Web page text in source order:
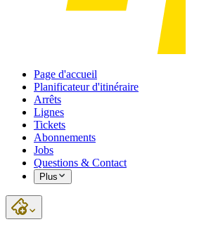
Page d'accueil
Planificateur d'itinéraire
Arrêts
Lignes
Tickets
Abonnements
Jobs
Questions & Contact
Plus